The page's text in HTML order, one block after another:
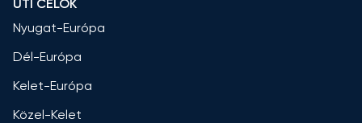
ÚTI CÉLOK
Nyugat-Európa
Dél-Európa
Kelet-Európa
Közel-Kelet